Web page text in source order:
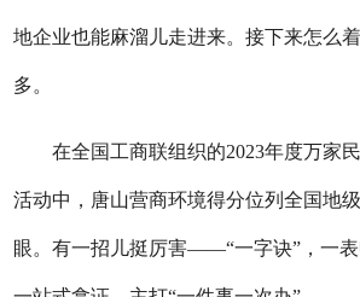
地企业也能麻溜儿走进来。接下来怎么
多。
在全国工商联组织的2023年度万家民
活动中，唐山营商环境得分位列全国地
眼。有一招儿挺厉害——“一字诀”，一表